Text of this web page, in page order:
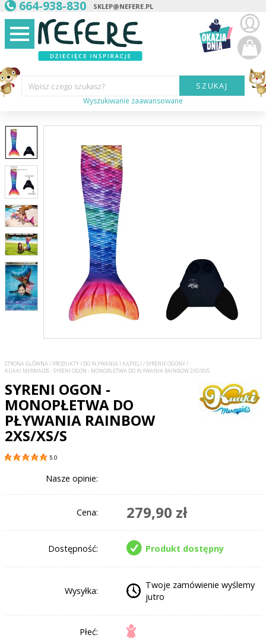
664-938-830 SKLEP@NEFERE.PL
Wpisz czego szukasz?
Płeć dziecka:
Cena od:
Cena do:
SZUKAJ
Wyszukiwanie zaawansowane
STRONA GŁÓWNA/ PRODUKTY/ DO PŁYWANIA I KĄPIELI /SYRENIE OGONY/
KUAKI MERMAIDS - SYRENI OGON - MONOPŁETWA DO PŁYWANIA RAINBOW 2XS/XS/S
SYRENI OGON -
MONOPŁETWA DO
PŁYWANIA RAINBOW
2XS/XS/S
5.0
Nasze opinie:
Cena: 279,90 zł
Dostępność: Produkt dostępny
Wysyłka:
Twoje zamówienie wyślemy
jutro
Płeć: